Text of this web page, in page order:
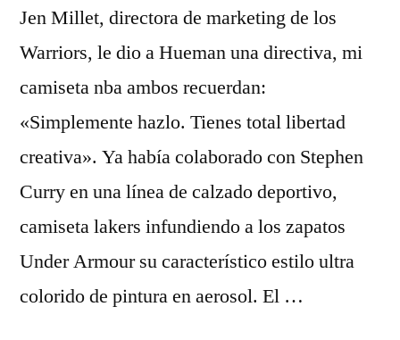
Jen Millet, directora de marketing de los
Warriors, le dio a Hueman una directiva, mi
camiseta nba ambos recuerdan:
«Simplemente hazlo. Tienes total libertad
creativa». Ya había colaborado con Stephen
Curry en una línea de calzado deportivo,
camiseta lakers infundiendo a los zapatos
Under Armour su característico estilo ultra
colorido de pintura en aerosol. El …